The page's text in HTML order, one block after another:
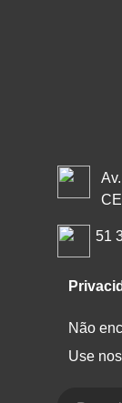
51
Não
Use